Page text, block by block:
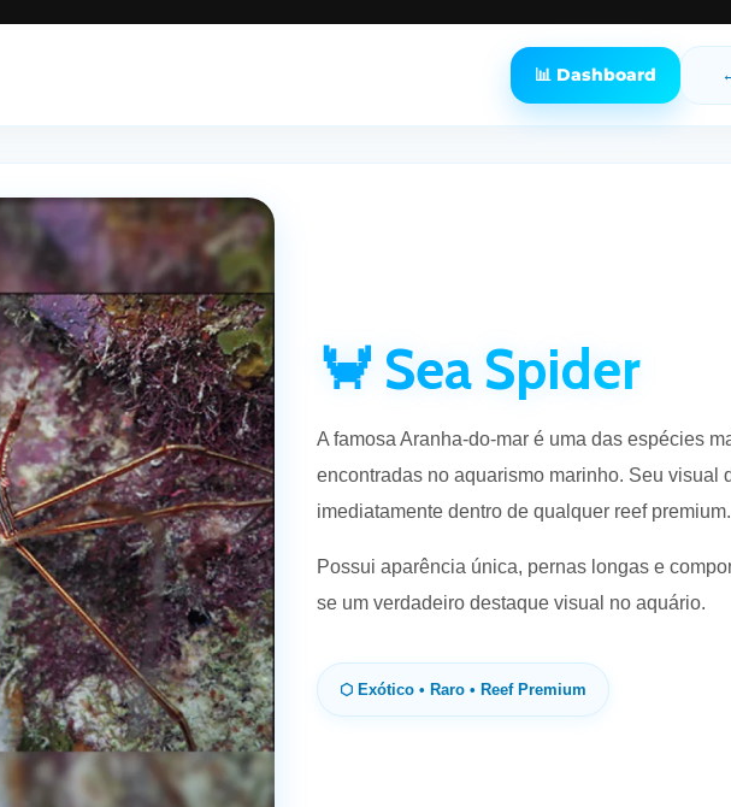
📊 Dashboard
🦀 Sea Spider
A famosa Aranha-do-mar é uma das espécies
encontradas no aquarismo marinho. Seu visual
imediatamente dentro de qualquer reef premium.
Possui aparência única, pernas longas e
se um verdadeiro destaque visual no aquário.
⬡ Exótico • Raro • Reef Premium